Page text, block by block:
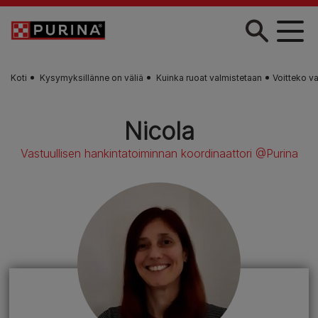
Skip to main content
Koti Kysymyksillänne on väliä Kuinka ruoat valmistetaan Voitteko
Nicola
Vastuullisen hankintatoiminnan koordinaattori @Purina